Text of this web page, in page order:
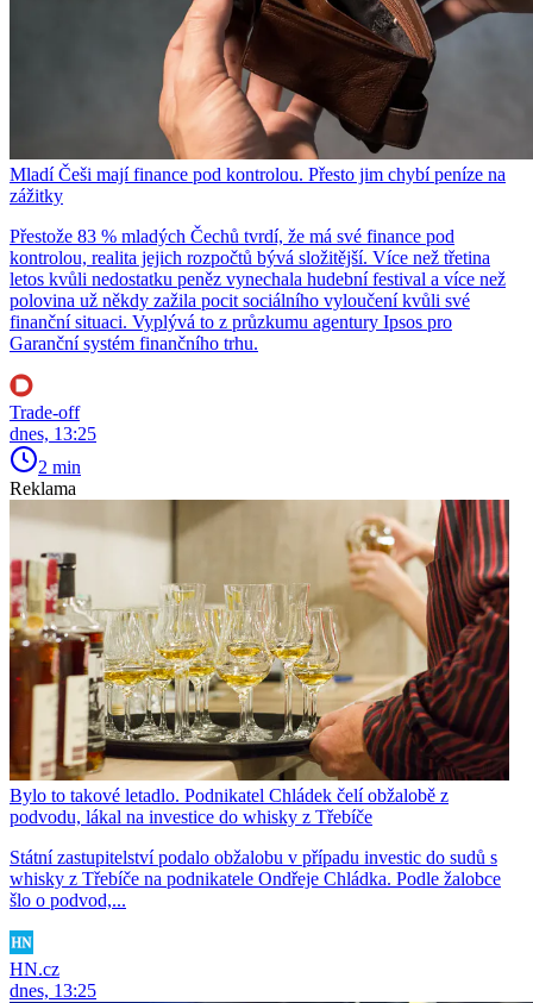
Mladí Češi mají finance pod kontrolou. Přesto jim chybí peníze na
zážitky
Přestože 83 % mladých Čechů tvrdí, že má své finance pod
kontrolou, realita jejich rozpočtů bývá složitější. Více než třetina
letos kvůli nedostatku peněz vynechala hudební festival a více než
polovina už někdy zažila pocit sociálního vyloučení kvůli své
finanční situaci. Vyplývá to z průzkumu agentury Ipsos pro
Garanční systém finančního trhu.
Trade-off
dnes, 13:25
2 min
Reklama
Bylo to takové letadlo. Podnikatel Chládek čelí obžalobě z
podvodu, lákal na investice do whisky z Třebíče
Státní zastupitelství podalo obžalobu v případu investic do sudů s
whisky z Třebíče na podnikatele Ondřeje Chládka. Podle žalobce
šlo o podvod,...
HN.cz
dnes, 13:25